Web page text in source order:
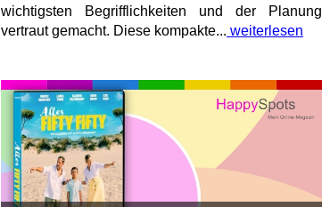
wichtigsten Begrifflichkeiten und der Planung
vertraut gemacht. Diese kompakte... weiterlesen